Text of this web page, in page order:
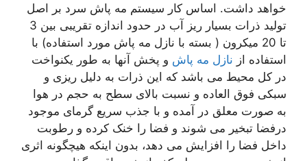
خواهد داشت. اساس کار سیستم مه پاش سرد بر اصل
تولید ذرات بسیار ریز آب در حدود اندازه تقریبی بین 3
تا 20 میکرون ( بسته با نازل مه پاش مورد استفاده) با
استفاده ازنازل مه پاش و پخش آنها به طور یکنواخت
در کل محیط می باشد که این ذرات به دلیل ریزی و
سبکی فوق العاده و نسبت بالای سطح به حجم در هوا
به صورت معلق در آمده و با جذب سریع گرمای موجود
درفضا تبخیر می شوند و فضا را خنک کرده و رطوبت
داخل فضا را افزایش می دهد، بدون اینکه هیچگونه اثری